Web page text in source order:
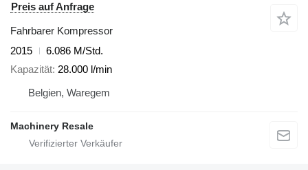
Preis auf Anfrage
Fahrbarer Kompressor
2015
6.086 M/Std.
Kapazität 28.000 l/min
Belgien, Waregem
Machinery Resale